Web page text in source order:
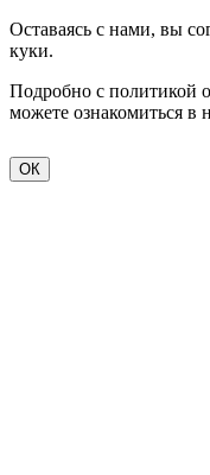
Оставаясь с нами, вы
куки.
Подробно с политикой
можете ознакомиться в
ОК